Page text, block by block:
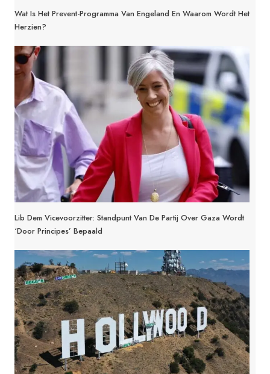
Wat Is Het Prevent-Programma Van Engeland En Waarom Wordt Het
Herzien?
Lib Dem Vicevoorzitter: Standpunt Van De Partij Over Gaza Wordt
‘door Principes’ Bepaald